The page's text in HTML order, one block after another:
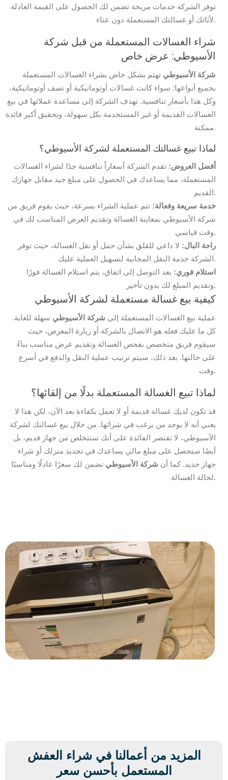
توفر الشركة خدمات مريحة تضمن لك الحصول على القيمة العادلة
لأثاثك أو غسالتك المستعملة دون عناء.
شراء الغسالات المستعملة من قبل شركة
الأسيوطي: عرض خاص
شركة الأسيوطي تهتم بشكل خاص بشراء الغسالات المستعملة
بجميع أنواعها: سواء كانت غسالات أوتوماتيكية أو نصف أوتوماتيكية،
وكل هذا بأسعار تنافسية. تهدف الشركة إلى مساعدة عملائها في بيع
الغسالات القديمة أو غير المستخدمة بكل سهولة، وتحقيق أكبر فائدة
ممكنة.
لماذا تبيع غسالتك المستعملة لشركة الأسيوطي؟
أفضل العروض: تقدم الشركة أسعاراً تنافسية جدًا لشراء الغسالات
المستعملة، مما يساعدك في الحصول على مبلغ جيد مقابل جهازك
القديم.
خدمة سريعة وفعالة: تتم عملية الشراء بسرعة، حيث يقوم فريق من
شركة الأسيوطي بمعاينة الغسالة وتقديم العرض المناسب لك في
وقت قياسي.
راحة البال: لا داعي للقلق بشأن حمل أو نقل الغسالة، حيث توفر
الشركة خدمة النقل المجانية لتسهيل العملية عليك.
استلام فوري: بعد التوصل إلى اتفاق، يتم استلام الغسالة فورًا
وتقديم المبلغ لك بدون تأخير.
كيفية بيع غسالة مستعملة لشركة الأسيوطي
عملية بيع الغسالات المستعملة إلى شركة الأسيوطي سهلة للغاية.
كل ما عليك فعله هو الاتصال بالشركة أو زيارة المعرض، حيث
سيقوم فريق متخصص بفحص الغسالة وتقديم عرض مناسب بناءً
على حالتها. بعد ذلك، سيتم ترتيب عملية النقل والدفع في أسرع
وقت.
لماذا تبيع الغسالة المستعملة بدلًا من إلقائها؟
قد تكون لديك غسالة قديمة أو لا تعمل بكفاءة بعد الآن، لكن هذا لا
يعني أنه لا يوجد من يرغب في شرائها. من خلال بيع غسالتك لشركة
الأسيوطي، لا تقتصر الفائدة على أنك ستتخلص من جهاز قديم، بل
أيضًا ستحصل على مبلغ مالي يساعدك في تجديد منزلك أو شراء
جهاز جديد. كما أن شركة الأسيوطي تضمن لك سعرًا عادلًا ومناسبًا
لحالة الغسالة.
المزيد من أعمالنا في شراء العفش
المستعمل بأحسن سعر